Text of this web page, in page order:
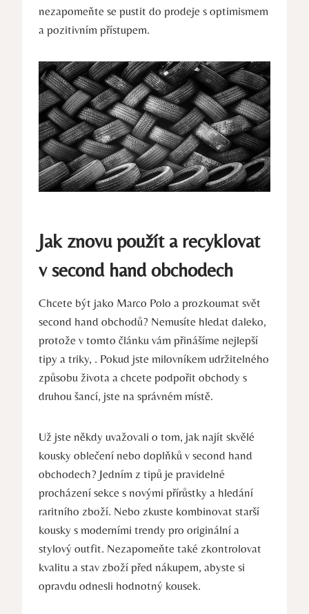
nezapomeňte se pustit do prodeje s optimismem
a pozitivním přístupem.
Jak znovu použít a recyklovat
v second hand obchodech
Chcete být jako Marco Polo a prozkoumat svět
second hand obchodů? Nemusíte hledat daleko,
protože v tomto článku vám přinášíme nejlepší
tipy a triky, . Pokud jste milovníkem udržitelného
způsobu života a chcete podpořit obchody s
druhou šancí, jste na správném místě.
Už jste někdy uvažovali o tom, jak najít skvělé
kousky oblečení nebo doplňků v second hand
obchodech? Jedním z tipů je pravidelné
procházení sekce s novými přírůstky a hledání
raritního zboží. Nebo zkuste kombinovat starší
kousky s moderními trendy pro originální a
stylový outfit. Nezapomeňte také zkontrolovat
kvalitu a stav zboží před nákupem, abyste si
opravdu odnesli hodnotný kousek.